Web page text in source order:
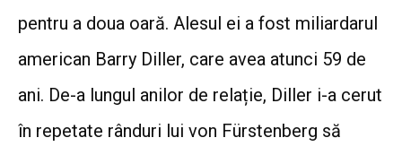
pentru a doua oară. Alesul ei a fost miliardarul
american Barry Diller, care avea atunci 59 de
ani. De-a lungul anilor de relație, Diller i-a cerut
în repetate rânduri lui von Fürstenberg să